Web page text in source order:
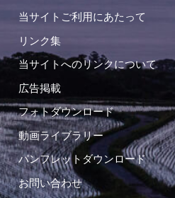
当サイトご利用にあたって
リンク集
当サイトへのリンクについて
広告掲載
フォトダウンロード
動画ライブラリー
パンフレットダウンロード
お問い合わせ